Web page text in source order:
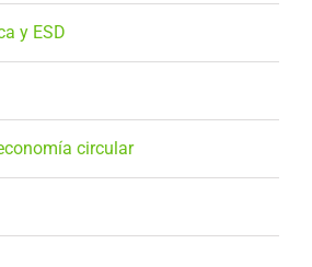
y ESD
circular